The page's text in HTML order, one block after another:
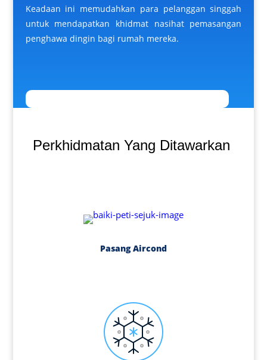
Keadaan ini memudahkan para pelanggan singgah
untuk mendapatkan khidmat nasihat pemasangan
penghawa dingin bagi rumah mereka.
Perkhidmatan Yang Ditawarkan
Pasang Aircond